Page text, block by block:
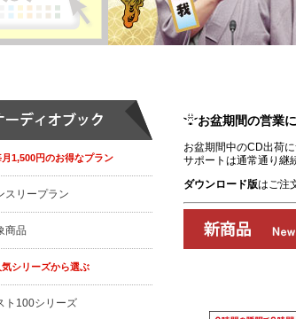
1,500円のお得なプラン
スリープラン
商品
シリーズから選ぶ
ト100シリーズ
お盆期間の営業
お盆期間中のCD出荷
サポートは通常通り継
ダウンロード版はご注